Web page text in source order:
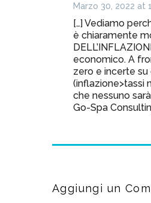
Marzo 30, 2022 at
[…] Vediamo
è chiaramente
economico. A
zero e incerte su
(inflazione>tassi
che nessuno
Go-Spa
Aggiungi un